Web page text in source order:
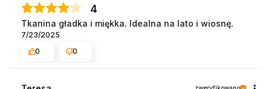
4
Tkanina gładka i miękka. Idealna na lato i wiosnę.
7/23/2025
0
0